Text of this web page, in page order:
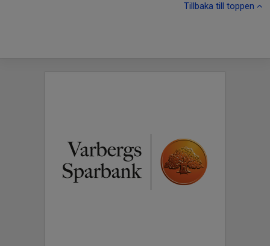
Tillbaka till toppen